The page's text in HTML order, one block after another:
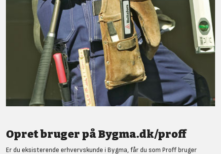
Opret bruger på Bygma.dk/proff
Er du eksisterende erhvervskunde i Bygma, får du som Proff bruger